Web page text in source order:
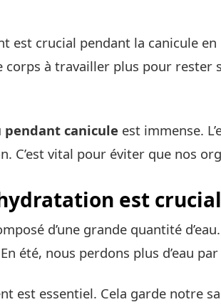
est crucial pendant la canicule
corps à travailler plus pour rester
canicule est immense.
C’est vital pour éviter que nos
est
d’une grande quantité
été, nous perdons plus d’eau par
est essentiel. Cela garde notre